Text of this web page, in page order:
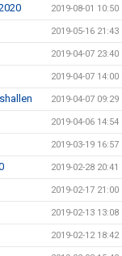
2019-08-01 10:50
2019-05-16 21:43
2019-04-07 23:40
2019-04-07 14:00
2019-04-07 09:29
2019-04-06 14:54
2019-03-19 16:57
2019-02-28 20:41
2019-02-17 21:00
2019-02-13 13:08
2019-02-12 18:42